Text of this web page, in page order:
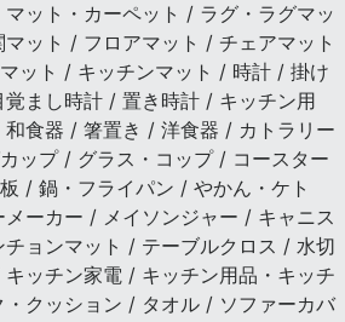
ット・カーペット / ラグ・ラグマッ
ット / フロアマット / チェアマット
ット / キッチンマット / 時計 / 掛け
まし時計 / 置き時計 / キッチン用
食器 / 箸置き / 洋食器 / カトラリー
ップ / グラス・コップ / コースター
/ 鍋・フライパン / やかん・ケト
ーカー / メイソンジャー / キャニス
ョンマット / テーブルクロス / 水切
ッチン家電 / キッチン用品・キッチ
クッション / タオル / ソファーカバ